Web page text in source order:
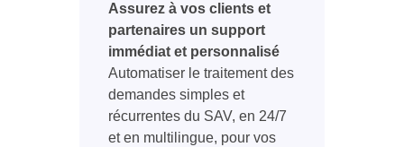
Assurez à vos clients et
partenaires un support
immédiat et personnalisé
Automatiser le traitement des
demandes simples et
récurrentes du SAV, en 24/7
et en multilingue, pour vos